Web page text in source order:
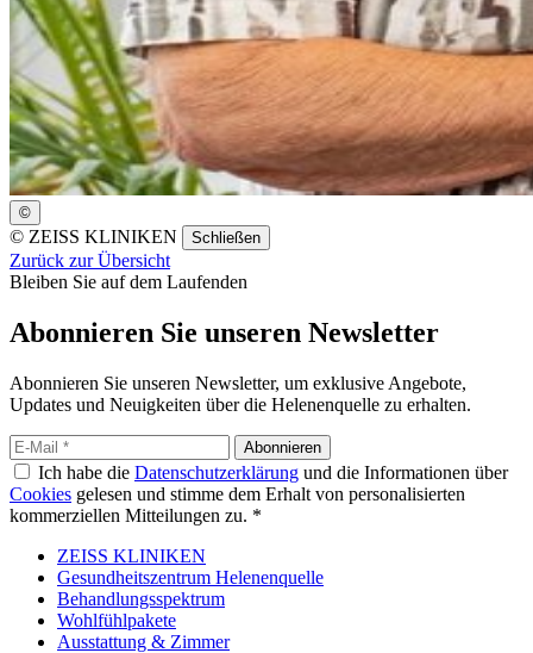
©
© ZEISS KLINIKEN Schließen
Zurück zur Übersicht
Bleiben Sie auf dem Laufenden
Abonnieren Sie unseren Newsletter
Abonnieren Sie unseren Newsletter, um exklusive Angebote,
Updates und Neuigkeiten über die Helenenquelle zu erhalten.
Abonnieren
Ich habe die Datenschutzerklärung und die Informationen über
Cookies gelesen und stimme dem Erhalt von personalisierten
kommerziellen Mitteilungen zu. *
ZEISS KLINIKEN
Gesundheitszentrum Helenenquelle
Behandlungsspektrum
Wohlfühlpakete
Ausstattung & Zimmer